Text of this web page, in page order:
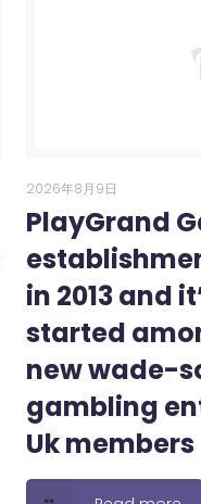
2026年8月9日
PlayGrand
in 2013 and
started
new wade-
gambling
Uk members